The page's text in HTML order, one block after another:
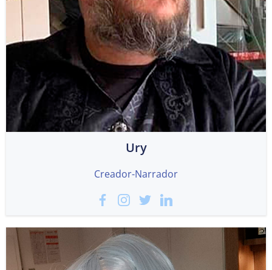
Ury
Creador-Narrador